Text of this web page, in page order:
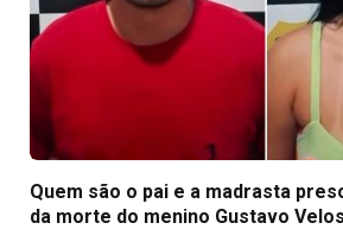
Quem são o pai e a madrasta
da morte do menino Gustavo